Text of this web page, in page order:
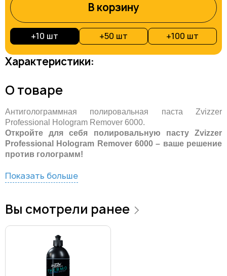
В корзину
+10 шт +50 шт +100 шт
Характеристики:
О товаре
Антиголограммная полировальная паста Zvizzer
Professional Hologram Remover 6000.
Откройте для себя полировальную пасту Zvizzer
Professional Hologram Remover 6000 – ваше решение
против голограмм!
Показать больше
Вы смотрели ранее